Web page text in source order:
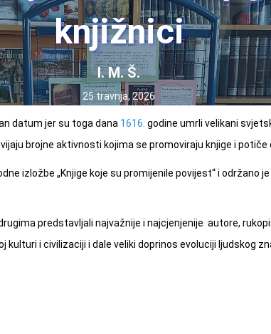
knjižnici
I. M. Š.
25 travnja, 2026
datum jer su toga dana 1616. godine umrli velikani
brojne aktivnosti kojima se promoviraju knjige i potiče
izložbe „Knjige koje su promijenile povijest“ i održano
predstavljali najvažnije i najcjenjenije autore,
i civilizaciji i dale veliki doprinos evoluciji ljudskog